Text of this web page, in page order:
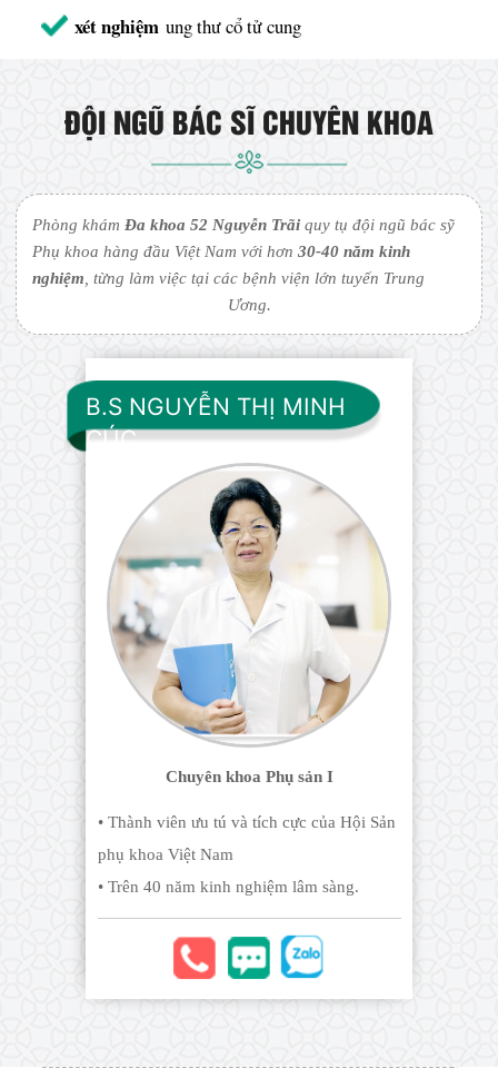
xét nghiệm ung thư cổ tử cung
ĐỘI NGŨ BÁC SĨ CHUYÊN KHOA
Phòng khámĐa khoa 52 Nguyễn Trãi quy tụ đội ngũ bác sỹ
Phụ khoa hàng đầu Việt Nam với hơn30-40 năm kinh
nghiệm , từng làm việc tại các bệnh viện lớn tuyến Trung
Ương.
B.S NGUYỄN THỊ MINH
CÚC
Chuyên khoa Phụ sản I
• Thành viên ưu tú và tích cực của Hội Sản
phụ khoa Việt Nam
• Trên 40 năm kinh nghiệm lâm sàng.